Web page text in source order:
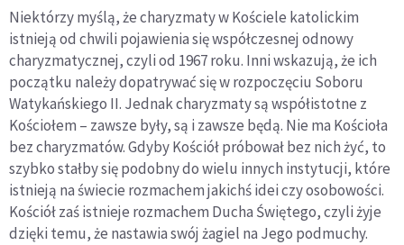
Niektórzy myślą, że charyzmaty w Kościele katolickim
istnieją od chwili pojawienia się współczesnej odnowy
charyzmatycznej, czyli od 1967 roku. Inni wskazują, że ich
początku należy dopatrywać się w rozpoczęciu Soboru
Watykańskiego II. Jednak charyzmaty są współistotne z
Kościołem – zawsze były, są i zawsze będą. Nie ma Kościoła
bez charyzmatów. Gdyby Kościół próbował bez nich żyć, to
szybko stałby się podobny do wielu innych instytucji, które
istnieją na świecie rozmachem jakichś idei czy osobowości.
Kościół zaś istnieje rozmachem Ducha Świętego, czyli żyje
dzięki temu, że nastawia swój żagiel na Jego podmuchy.